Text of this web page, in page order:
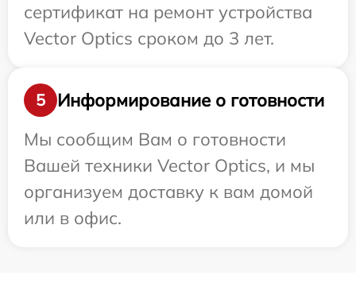
сертификат на ремонт устройства
Vector Optics сроком до 3 лет.
5
Информирование о готовности
Мы сообщим Вам о готовности
Вашей техники Vector Optics, и мы
организуем доставку к вам домой
или в офис.